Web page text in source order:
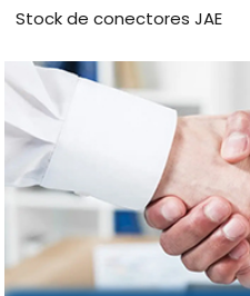
Stock de conectores JAE